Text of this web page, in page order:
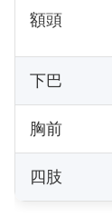
額頭
下巴
胸前
四肢